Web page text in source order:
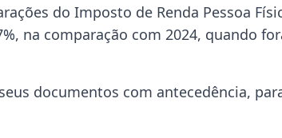
do Imposto de Renda Pessoa
na comparação com 2024, quando
documentos com antecedência,